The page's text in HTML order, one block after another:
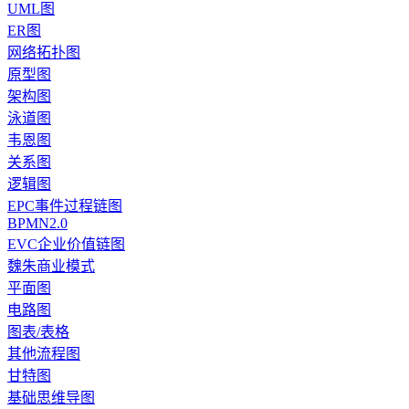
UML图
ER图
网络拓扑图
原型图
架构图
泳道图
韦恩图
关系图
逻辑图
EPC事件过程链图
BPMN2.0
EVC企业价值链图
魏朱商业模式
平面图
电路图
图表/表格
其他流程图
甘特图
基础思维导图